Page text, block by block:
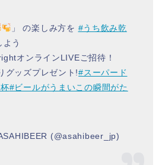
」 の楽しみ方を #うち飲み乾
う
オンラインLIVEご招待！
グッズプレゼント!#スーパード
#ビールがうまいこの瞬間がた
(@asahibeer_jp)